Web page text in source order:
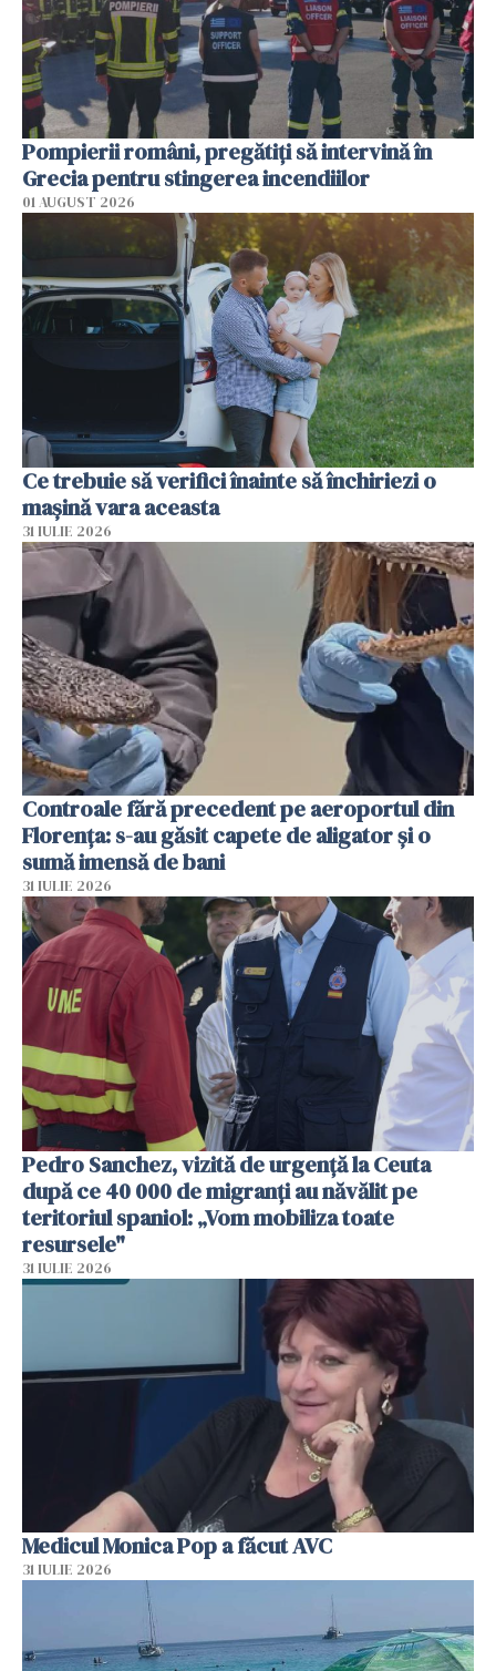
Pompierii români, pregătiţi să intervină în
Grecia pentru stingerea incendiilor
01 AUGUST 2026
Ce trebuie să verifici înainte să închiriezi o
mașină vara aceasta
31 IULIE 2026
Controale fără precedent pe aeroportul din
Florența: s-au găsit capete de aligator și o
sumă imensă de bani
31 IULIE 2026
Pedro Sanchez, vizită de urgență la Ceuta
după ce 40 000 de migranți au năvălit pe
teritoriul spaniol: „Vom mobiliza toate
resursele"
31 IULIE 2026
Medicul Monica Pop a făcut AVC
31 IULIE 2026